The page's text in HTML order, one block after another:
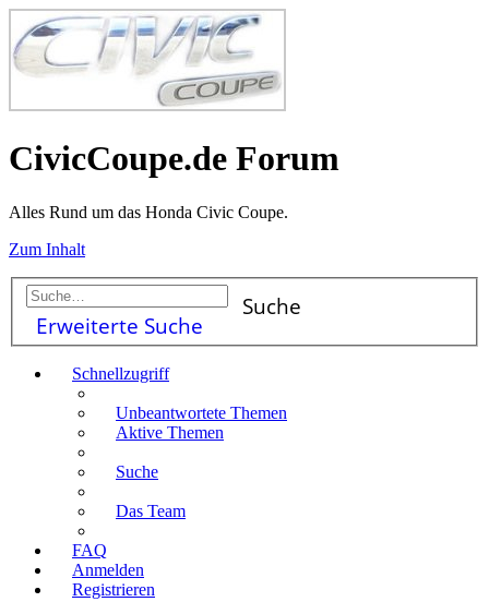
CivicCoupe.de Forum
Alles Rund um das Honda Civic Coupe.
Zum Inhalt
Suche
Erweiterte Suche
Schnellzugriff
Unbeantwortete Themen
Aktive Themen
Suche
Das Team
FAQ
Anmelden
Registrieren